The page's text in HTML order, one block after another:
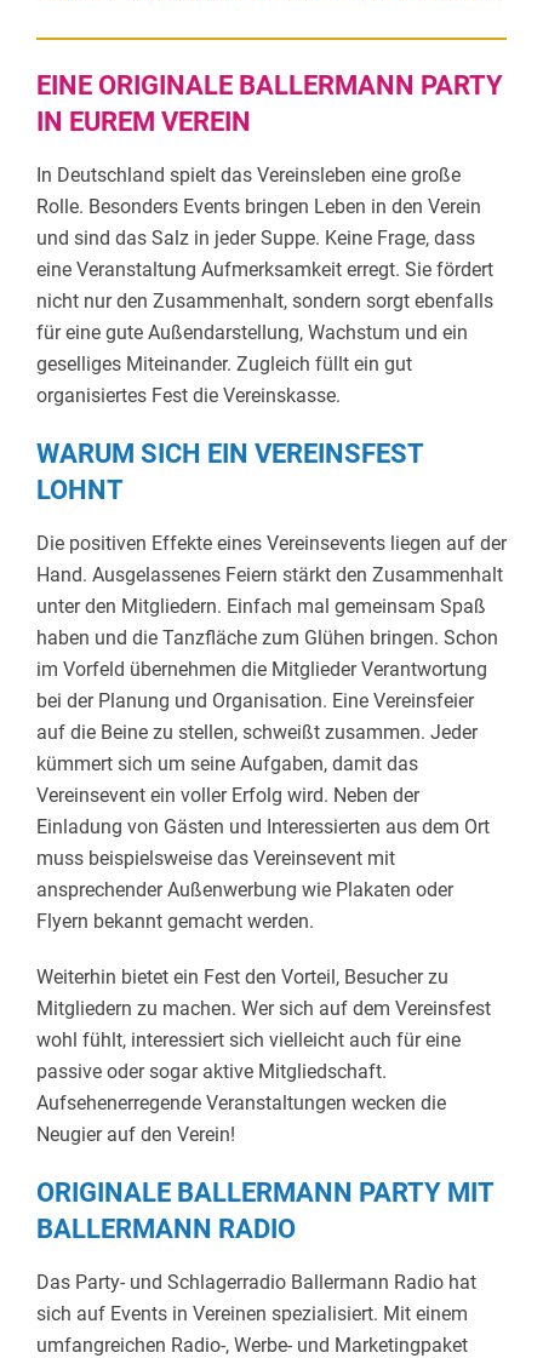
EINE ORIGINALE BALLERMANN PARTY
IN EUREM VEREIN
In Deutschland spielt das Vereinsleben eine große
Rolle. Besonders Events bringen Leben in den Verein
und sind das Salz in jeder Suppe. Keine Frage, dass
eine Veranstaltung Aufmerksamkeit erregt. Sie fördert
nicht nur den Zusammenhalt, sondern sorgt ebenfalls
für eine gute Außendarstellung, Wachstum und ein
geselliges Miteinander. Zugleich füllt ein gut
organisiertes Fest die Vereinskasse.
WARUM SICH EIN VEREINSFEST
LOHNT
Die positiven Effekte eines Vereinsevents liegen auf der
Hand. Ausgelassenes Feiern stärkt den Zusammenhalt
unter den Mitgliedern. Einfach mal gemeinsam Spaß
haben und die Tanzfläche zum Glühen bringen. Schon
im Vorfeld übernehmen die Mitglieder Verantwortung
bei der Planung und Organisation. Eine Vereinsfeier
auf die Beine zu stellen, schweißt zusammen. Jeder
kümmert sich um seine Aufgaben, damit das
Vereinsevent ein voller Erfolg wird. Neben der
Einladung von Gästen und Interessierten aus dem Ort
muss beispielsweise das Vereinsevent mit
ansprechender Außenwerbung wie Plakaten oder
Flyern bekannt gemacht werden.
Weiterhin bietet ein Fest den Vorteil, Besucher zu
Mitgliedern zu machen. Wer sich auf dem Vereinsfest
wohl fühlt, interessiert sich vielleicht auch für eine
passive oder sogar aktive Mitgliedschaft.
Aufsehenerregende Veranstaltungen wecken die
Neugier auf den Verein!
ORIGINALE BALLERMANN PARTY MIT
BALLERMANN RADIO
Das Party- und Schlagerradio Ballermann Radio hat
sich auf Events in Vereinen spezialisiert. Mit einem
umfangreichen Radio-, Werbe- und Marketingpaket